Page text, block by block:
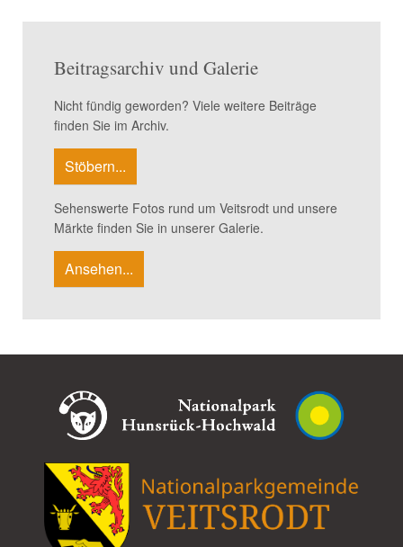
Beitragsarchiv und Galerie
Nicht fündig geworden? Viele weitere Beiträge
finden Sie im Archiv.
Stöbern...
Sehenswerte Fotos rund um Veitsrodt und unsere
Märkte finden Sie in unserer Galerie.
Ansehen...